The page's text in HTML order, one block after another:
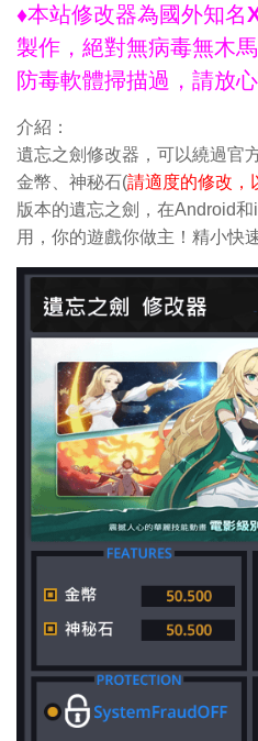
♦本站修改器為國外知
製作，絕對無病毒無木
防毒軟體掃描過，請放
介紹：
遺忘之劍修改器，可以繞過官
金幣、神秘石(請適度的修改，
版本的遺忘之劍，在Android
用，你的遊戲你做主！精小快